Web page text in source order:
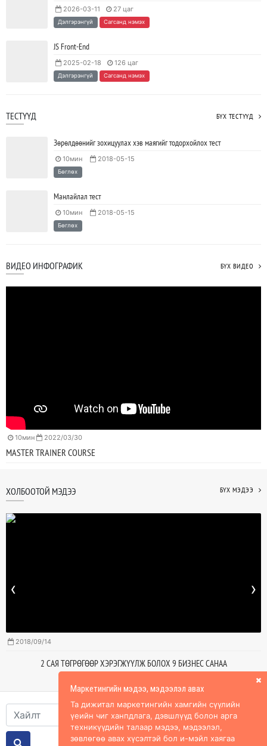
Ажил дээрээ сайн найзтай байх нь ажлын бүтээмж
нэмэгдүүлж, тогтвортой ажиллах суурь болдог
2023/04/25
2026-03-11 27 цаг
Дэлгэрэнгүй Сагсанд нэмэх
JS Front-End
2025-02-18 126 цаг
Дэлгэрэнгүй Сагсанд нэмэх
ТЕСТҮҮД БҮХ ТЕСТҮҮД
Зөрөлдөөнийг зохицуулах хэв маягийг тодорхойлох тест
10мин 2018-05-15
Бөглөх
Манлайлал тест
10мин 2018-05-15
Бөглөх
ВИДЕО ИНФОГРАФИК БҮХ ВИДЕО
10мин 2022/03/30
MASTER TRAINER COURSE
ХОЛБООТОЙ МЭДЭЭ БҮХ МЭДЭЭ
2018/09/14
2 САЯ ТӨГРӨГӨӨР ХЭРЭГЖҮҮЛЖ БОЛОХ 9 БИЗНЕС САНАА
‹ ›
Маркетингийн мэдээ, мэдээлэл авах
Та дижитал маркетингийн хамгийн сүүлийн
үеийн чиг ханпдлага, дэвшлүүд болон арга
техникүүдийн талаар мэдээ, мэдээлэл,
зөвлөгөө авах хүсэлтэй бол и-мэйл хаягаа